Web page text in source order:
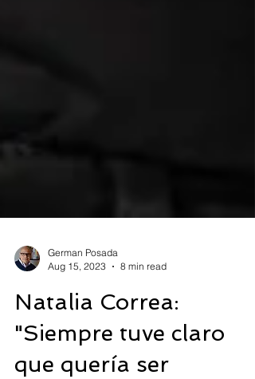
Aug 15, 2023
Natalia Correa:
"Siempre tuve claro